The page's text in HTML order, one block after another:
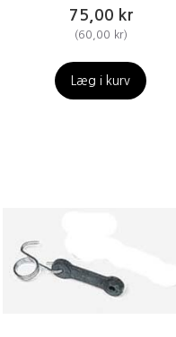
75,00 kr
(60,00 kr)
Læg i kurv